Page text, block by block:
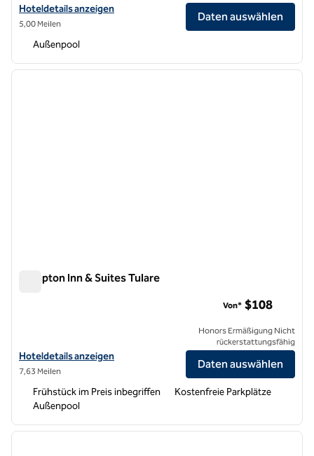
Hoteldetails für Hilton Garden Inn Visalia anzeigen
Hoteldetails anzeigen
5,00 Meilen
Daten auswählen
Außenpool
1 von 12
Hampton Inn & Suites Tulare
Hoteldetails für Hampton Inn & Suites Tulare anzeigen
Hoteldetails anzeigen
7,63 Meilen
Von* $108
Honors Ermäßigung Nicht
rückerstattungsfähig
Daten auswählen
Frühstück im Preis inbegriffen
Kostenfreie Parkplätze
Außenpool
1 von 12